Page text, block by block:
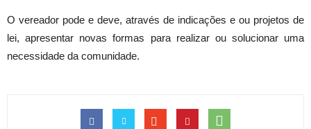
O vereador pode e deve, através de indicações e ou projetos de
lei, apresentar novas formas para realizar ou solucionar uma
necessidade da comunidade.